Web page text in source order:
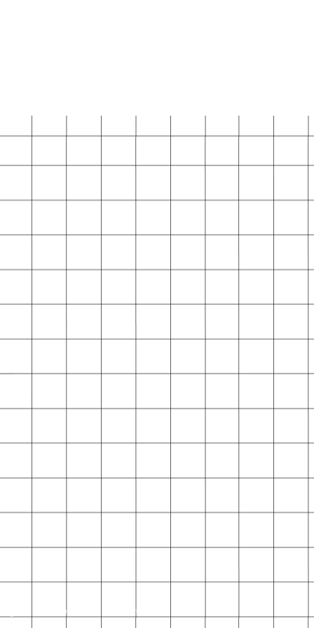
albi illustrati, libreria bambini